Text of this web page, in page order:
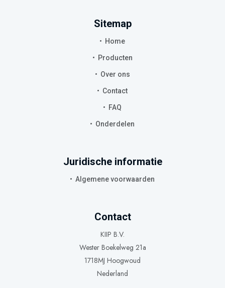
Sitemap
Home
Producten
Over ons
Contact
FAQ
Onderdelen
Juridische informatie
Algemene voorwaarden
Contact
KIIP B.V.
Wester Boekelweg 21a
1718MJ Hoogwoud
Nederland